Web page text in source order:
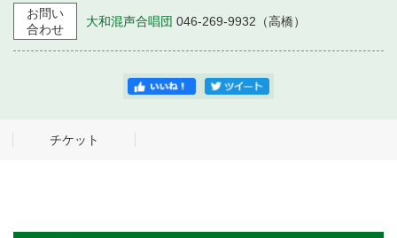
・ 利用料金
・ フロアマップ
・ 芸術参与
お問い
合わせ
大和混声合唱団 046-269-9932（高橋）
チケット